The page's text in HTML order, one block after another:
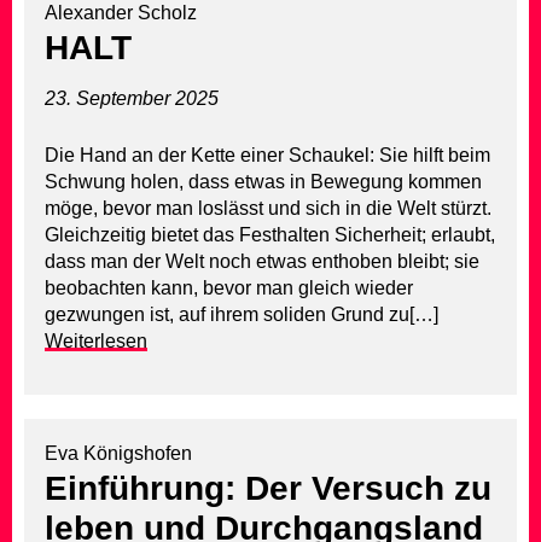
Alexander Scholz
HALT
23. September 2025
Die Hand an der Kette einer Schaukel: Sie hilft beim
Schwung holen, dass etwas in Bewegung kommen
möge, bevor man loslässt und sich in die Welt stürzt.
Gleichzeitig bietet das Festhalten Sicherheit; erlaubt,
dass man der Welt noch etwas enthoben bleibt; sie
beobachten kann, bevor man gleich wieder
gezwungen ist, auf ihrem soliden Grund zu[…]
Weiterlesen
Eva Königshofen
Einführung: Der Versuch zu
leben und Durchgangsland